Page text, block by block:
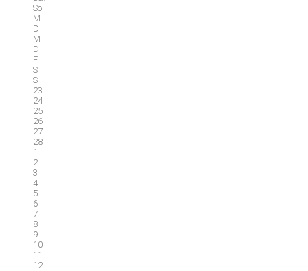
So.
M
D
M
D
F
S
S
23
24
25
26
27
28
1
2
3
4
5
6
7
8
9
10
11
12